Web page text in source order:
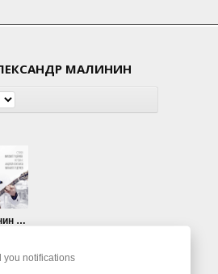
МАЛИНИН
Александр Малинин — О любви иногда говорят…
you notifications